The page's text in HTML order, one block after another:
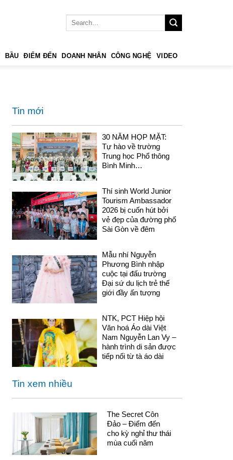
BẦU ĐIỂM ĐẾN DOANH NHÂN CÔNG NGHỆ VIDEO
Tin mới
30 NĂM HỌP MẶT:
Tự hào về trường
Trung học Phổ thông
Bình Minh…
Thí sinh World Junior
Tourism Ambassador
2026 bị cuốn hút bởi
vẻ đẹp của đường phố
Sài Gòn về đêm
Mẫu nhí Nguyễn
Phương Bình nhập
cuộc tại đấu trường
Đại sứ du lịch trẻ thế
giới đầy ấn tượng
NTK, PCT Hiệp hội
Văn hoá Áo dài Việt
Nam Nguyễn Lan Vy –
hành trình di sản được
tiếp nối từ tà áo dài
Tin xem nhiều
The Secret Côn
Đảo – Điểm đến
cho kỳ nghỉ thư thái
mùa cuối năm